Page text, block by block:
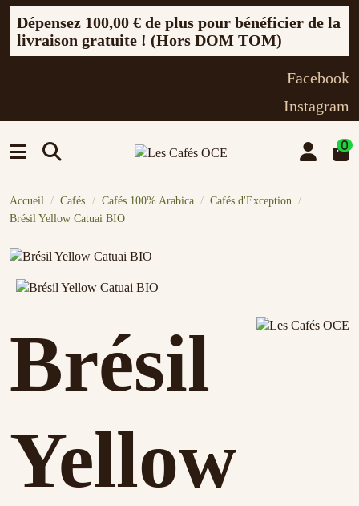
Dépensez 100,00 € de plus pour bénéficier de la
livraison gratuite ! (Hors DOM TOM)
Facebook
Instagram
0
Accueil Cafés Cafés 100% Arabica
Cafés d'Exception
Brésil Yellow Catuai BIO
Brésil
Yellow